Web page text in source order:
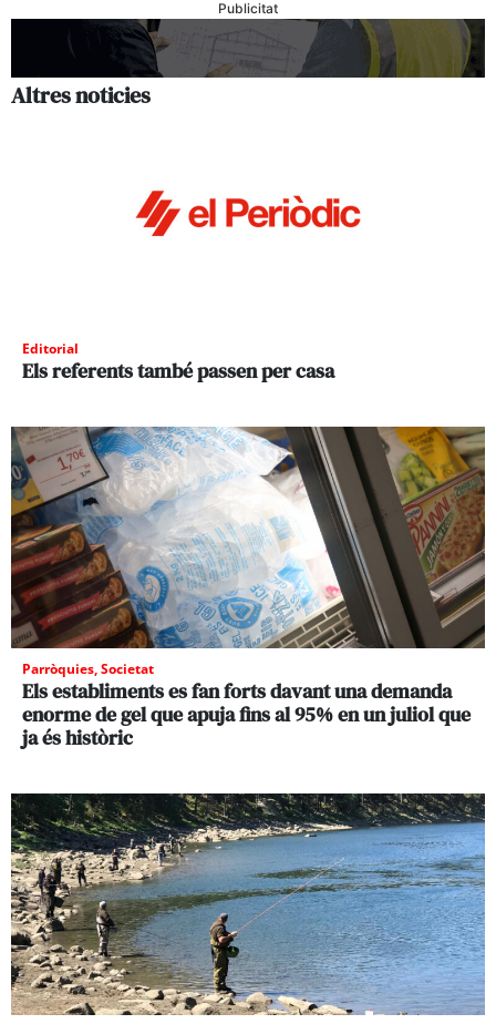
Publicitat
Altres noticies
Editorial
Els referents també passen per casa
Parròquies,Societat
Els establiments es fan forts davant una demanda
enorme de gel que apuja fins al 95% en un juliol que
ja és històric